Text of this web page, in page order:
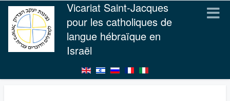
Vicariat Saint-Jacques
pour les catholiques de
langue hébraïque en
Israël